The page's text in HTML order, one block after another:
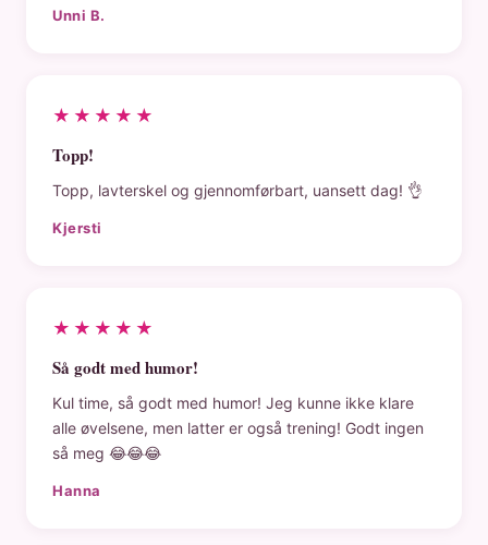
Unni B.
★★★★★
Topp!
Topp, lavterskel og gjennomførbart, uansett dag! 👌
Kjersti
★★★★★
Så godt med humor!
Kul time, så godt med humor! Jeg kunne ikke klare
alle øvelsene, men latter er også trening! Godt ingen
så meg 😂😂😂
Hanna